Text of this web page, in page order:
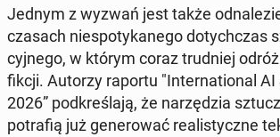
Jednym z wyzwań jest także
czasach nie­spo­ty­ka­ne­go do­tych­czas
cyj­ne­go, w którym coraz trud­niej
fikcji. Autorzy raportu "In­ter­na­tio­nal AI
2026” pod­kre­śla­ją, że na­rzę­dzia
po­tra­fią już ge­ne­ro­wać re­ali­stycz­ne